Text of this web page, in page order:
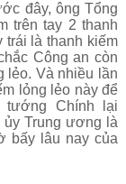
đây, ông Tổng
trên tay 2 thanh
trái là thanh kiếm
Công an còn
lẻo. Và nhiều lần
lỏng lẻo này để
tướng Chính lại
ủy Trung ương là
bấy lâu nay của